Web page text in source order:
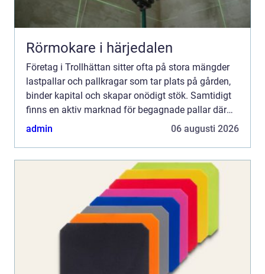
Rörmokare i härjedalen
Företag i Trollhättan sitter ofta på stora mängder
lastpallar och pallkragar som tar plats på gården,
binder kapital och skapar onödigt stök. Samtidigt
finns en aktiv marknad för begagnade pallar där
seriösa aktörer köper, sorterar och reparerar emba...
admin 06 augusti 2026